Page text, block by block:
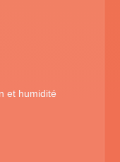
et humidité